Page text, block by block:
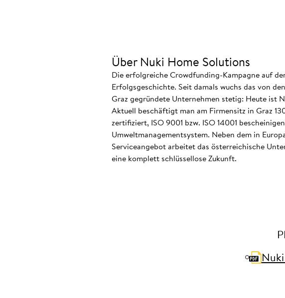
Über Nuki Home Solutions
Die erfolgreiche Crowdfunding-Kampagne auf
Erfolgsgeschichte. Seit damals wuchs das von
Graz gegründete Unternehmen stetig: Heute ist
Aktuell beschäftigt man am Firmensitz in Graz
zertifiziert, ISO 9001 bzw. ISO 14001
Umweltmanagementsystem. Neben dem in
Serviceangebot arbeitet das österreichische
eine komplett schlüssellose Zukunft.